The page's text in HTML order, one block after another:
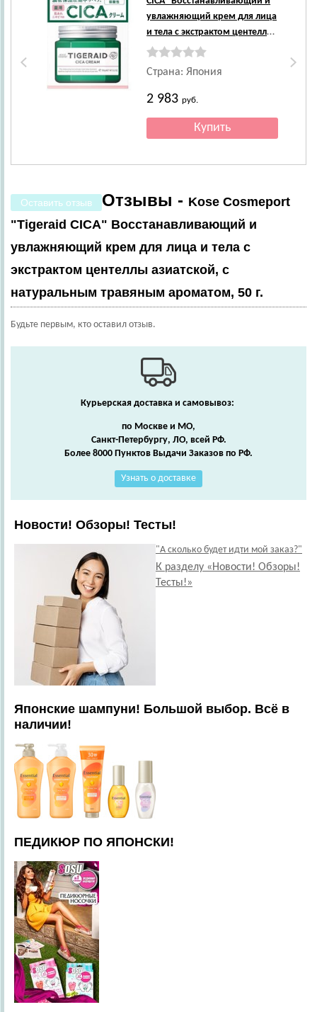
увлажняющий крем для лица
и тела с экстрактом центеллы
азиатской, с натуральным
Страна: Япония
2 983руб.
Оставить отзыв Отзывы - Kose Cosmeport
"Tigeraid CICA" Восстанавливающий и
увлажняющий крем для лица и тела с
экстрактом центеллы азиатской, с
натуральным травяным ароматом, 50 г.
Будьте первым, кто оставил отзыв.
Курьерская доставка и самовывоз:
по Москве и МО,
Санкт-Петербургу, ЛО, всей РФ.
Более 8000 Пунктов Выдачи Заказов по РФ.
Узнать о доставке
Новости! Обзоры! Тесты!
"А сколько будет идти мой заказ?"
К разделу «Новости! Обзоры!
Тесты!»
Японские шампуни! Большой выбор. Всё в
наличии!
ПЕДИКЮР ПО ЯПОНСКИ!